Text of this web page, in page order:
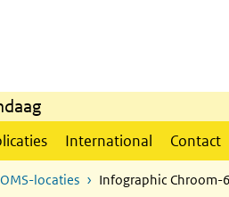
International Contact
locaties Infographic